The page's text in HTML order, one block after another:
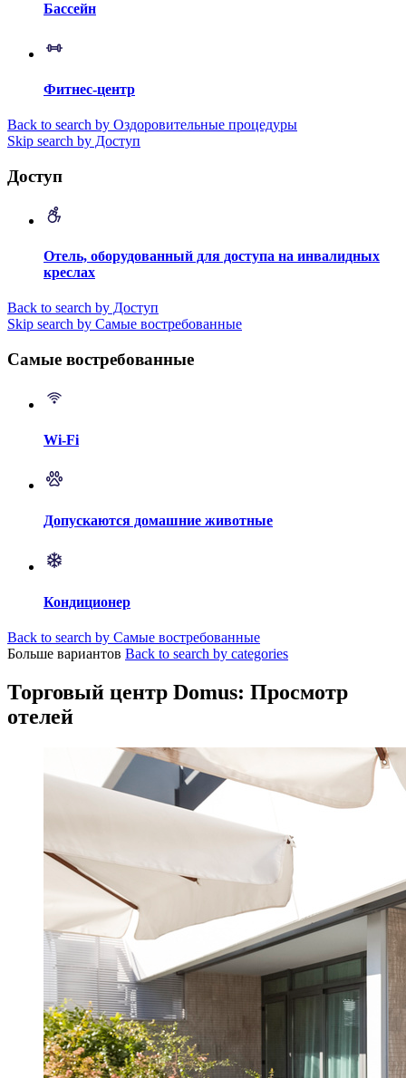
Бассейн
Фитнес-центр
Back to search by Оздоровительные процедуры
Skip search by Доступ
Доступ
Отель, оборудованный для доступа на инвалидных
креслах
Back to search by Доступ
Skip search by Самые востребованные
Самые востребованные
Wi-Fi
Допускаются домашние животные
Кондиционер
Back to search by Самые востребованные
Больше вариантов Back to search by categories
Торговый центр Domus: Просмотр
отелей